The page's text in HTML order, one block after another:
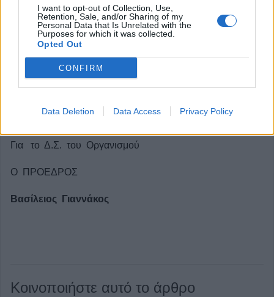
I want to opt-out of Collection, Use,
Retention, Sale, and/or Sharing of my
Personal Data that Is Unrelated with the
Purposes for which it was collected.
Opted Out
CONFIRM
Data Deletion Data Access Privacy Policy
στοιχείων στα πληροφοριακά συστήματα της φορολογικής
διοίκησης .
Παρά τις δυσκολίες και τις καθυστερήσεις που προέκυψαν
κατά το στάδιο αυτό, οι απαιτούμενες ενέργειες πλέον
στην αρμόδια Δ.Ο.Υ.
Για το Δ.Σ. του Οργανισμού
Ο ΠΡΟΕΔΡΟΣ
Βασίλειος Γιαννάκος
Κοινοποιήστε αυτό το άρθρο